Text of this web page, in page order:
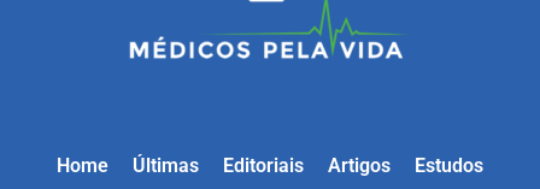
Home Últimas Editoriais Artigos
Estudos